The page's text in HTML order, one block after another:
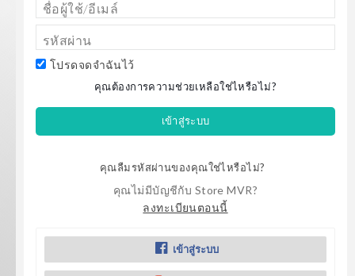
โปรดจดจำฉันไว้
คุณต้องการความช่วยเหลือใช่ไหรือไม่?
คุณลืมรหัสผ่านของคุณใช่ไหรือไม่?
คุณไม่มีบัญชีกับ Store MVR?
ลงทะเบียนตอนนี้
เข้าสู่ระบบ